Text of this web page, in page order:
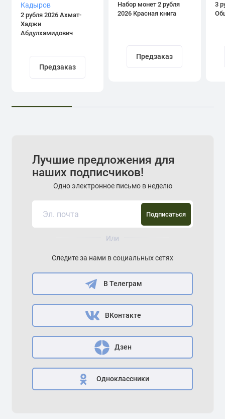
2 рубля 2026 Ахмат-
Хаджи
Абдулхамидович
Предзаказ
Набор монет 2 рубля
2026 Красная книга
Предзаказ
3
Лучшие предложения для
наших подписчиков!
Одно электронное письмо в неделю
Подписаться
Или
Следите за нами в социальных сетях
В Телеграм
ВКонтакте
Дзен
Одноклассники